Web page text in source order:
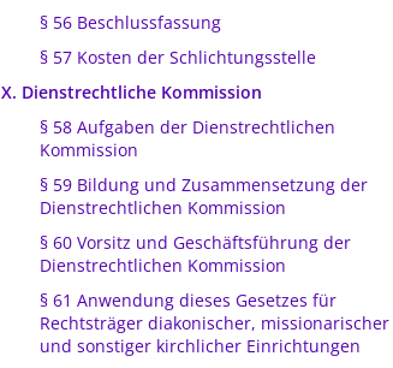
§ 56 Beschlussfassung
§ 57 Kosten der Schlichtungsstelle
X. Dienstrechtliche Kommission
§ 58 Aufgaben der Dienstrechtlichen
Kommission
§ 59 Bildung und Zusammensetzung der
Dienstrechtlichen Kommission
§ 60 Vorsitz und Geschäftsführung der
Dienstrechtlichen Kommission
§ 61 Anwendung dieses Gesetzes für
Rechtsträger diakonischer, missionarischer
und sonstiger kirchlicher Einrichtungen